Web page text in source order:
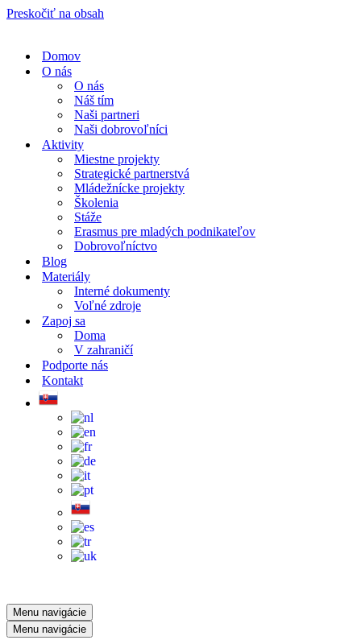
Preskočiť na obsah
Domov
O nás
O nás
Náš tím
Naši partneri
Naši dobrovoľníci
Aktivity
Miestne projekty
Strategické partnerstvá
Mládežnícke projekty
Školenia
Stáže
Erasmus pre mladých podnikateľov
Dobrovoľníctvo
Blog
Materiály
Interné dokumenty
Voľné zdroje
Zapoj sa
Doma
V zahraničí
Podporte nás
Kontakt
Menu navigácie
Menu navigácie